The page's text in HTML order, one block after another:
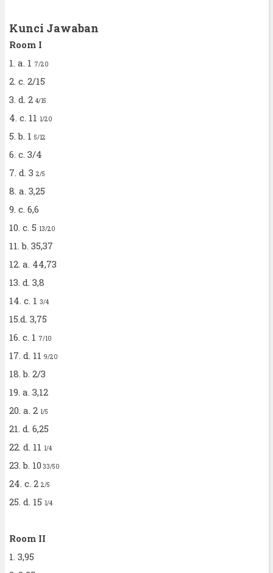
Kunci Jawaban
Room I
1. a. 1 7/20
2. c. 2/15
3. d. 2 4/15
4. c. 11 1/20
5. b. 1 5/12
6. c. 3/4
7. d. 3 2/5
8. a. 3,25
9. c. 6,6
10. c. 5 13/20
11. b. 35,37
12. a. 44,73
13. d. 3,8
14. c. 1 3/4
15.d. 3,75
16. c. 1 7/10
17. d. 11 9/20
18. b. 2/3
19. a. 3,12
20. a. 2 1/5
21. d. 6,25
22. d. 11 1/4
23. b. 1033/50
24. c. 2 2/5
25. d. 15 1/4
Room II
1. 3,95